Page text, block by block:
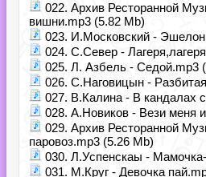
022. Архив Ресторанной
вишни.mp3 (5.82 Mb)
023. И.Московский -
024. С.Север -
025. Л. Азбель - Седой.mp3
026. С.Наговицын -
027. В.Калина - В кандалах
028. А.Новиков - Вези меня
029. Архив Ресторанной
паровоз.mp3 (5.26 Mb)
030. Л.Успенскаы -
031. М.Круг - Девочка